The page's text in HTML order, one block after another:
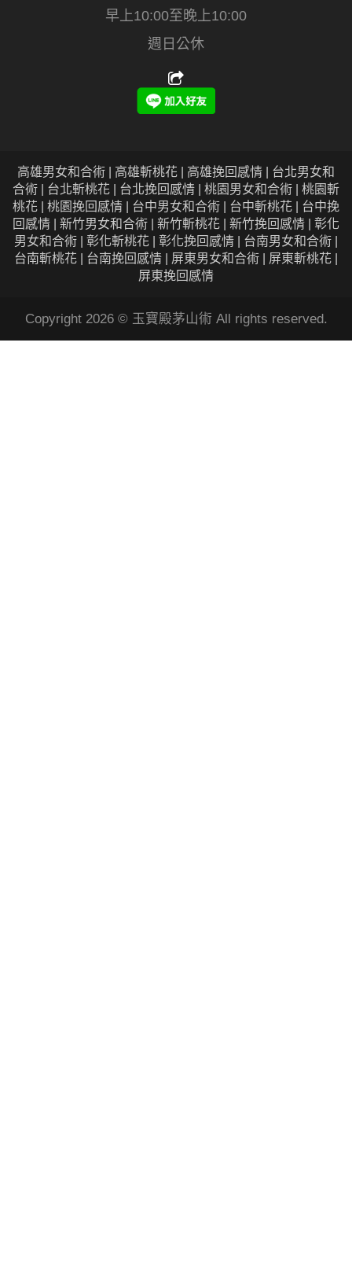
早上10:00至晚上10:00
週日公休
高雄男女和合術 | 高雄斬桃花 | 高雄挽回感情 | 台北男女和
合術 | 台北斬桃花 | 台北挽回感情 | 桃園男女和合術 | 桃園斬
桃花 | 桃園挽回感情 | 台中男女和合術 | 台中斬桃花 | 台中挽
回感情 | 新竹男女和合術 | 新竹斬桃花 | 新竹挽回感情 | 彰化
男女和合術 | 彰化斬桃花 | 彰化挽回感情 | 台南男女和合術 |
台南斬桃花 | 台南挽回感情 | 屏東男女和合術 | 屏東斬桃花 |
屏東挽回感情
Copyright 2026 © 玉寶殿茅山術 All rights reserved.